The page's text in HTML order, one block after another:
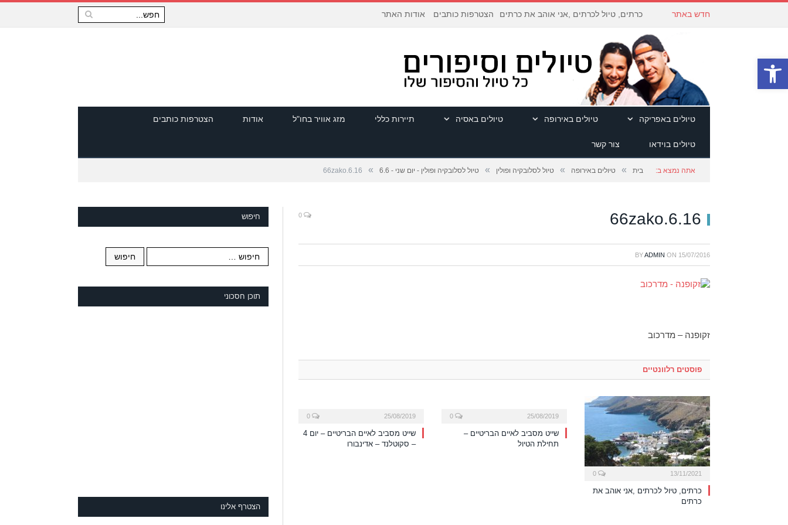
פתח סרגל נגישות
חדש באתר כרתים, טיול לכרתים ,אני אוהב את כרתים הצטרפות כותבים אודות האתר
טיולים באפריקה טיולים באירופה טיולים באסיה תיירות כללי מזג אוויר בחו"ל אודות הצטרפות כותבים
טיולים בוידאו צור קשר
אתה נמצא ב: בית » טיולים באירופה » טיול לסלובקיה ופולין » טיול לסלובקיה ופולין - יום שני - 6.6 »
66zako.6.16
66zako.6.16
BYADMIN ON 15/07/2016
זקופנה – מדרכוב
פוסטים רלוונטיים
13/11/2021
כרתים, טיול לכרתים ,אני אוהב את
כרתים
25/08/2019
שייט מסביב לאיים הבריטיים –
תחילת הטיול
25/08/2019
שייט מסביב לאיים הבריטיים – יום 4
– סקוטלנד – אדינבורו
חיפוש
תוכן חסכוני
הצטרף אלינו